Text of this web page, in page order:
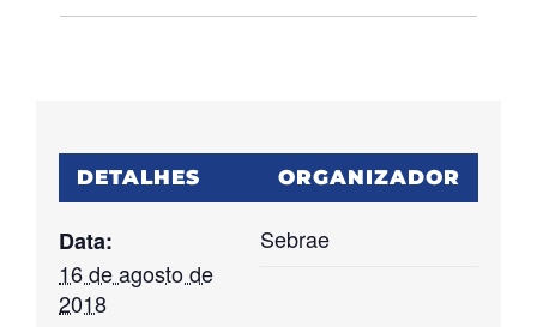
DETALHES
Data:
16 de agosto de
2018
ORGANIZADOR
Sebrae